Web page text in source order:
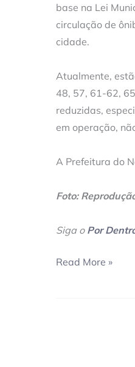
base na Lei
circulação de
cidade.
Atualmente,
48, 57, 61-62,
reduzidas,
em operação,
A Prefeitura do
Foto:
Siga o Por
Read More »